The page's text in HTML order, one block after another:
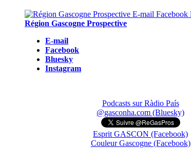
Région Gascogne Prospective
E-mail
Facebook
Bluesky
Instagram
Podcasts sur Ràdio País
@gasconha.com (Bluesky)
Esprit GASCON (Facebook)
Couleur Gascogne (Facebook)